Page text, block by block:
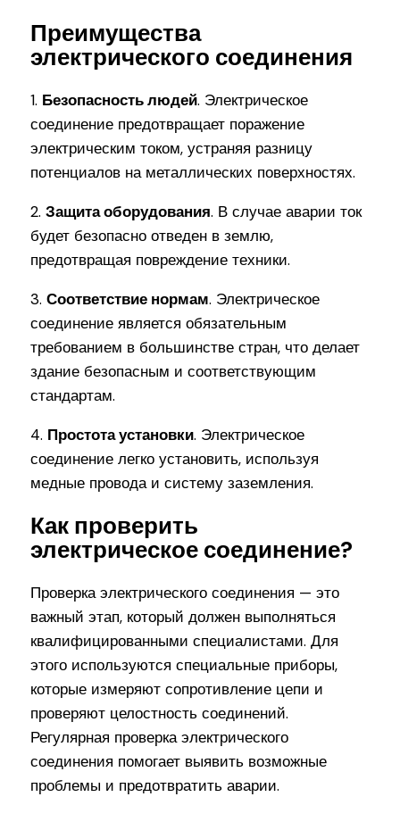
Преимущества
электрического соединения
1. Безопасность людей. Электрическое
соединение предотвращает поражение
электрическим током, устраняя разницу
потенциалов на металлических поверхностях.
2.Защита оборудования. В случае аварии ток
будет безопасно отведен в землю,
предотвращая повреждение техники.
3.Соответствие нормам. Электрическое
соединение является обязательным
требованием в большинстве стран, что делает
здание безопасным и соответствующим
стандартам.
4. Простота установки. Электрическое
соединение легко установить, используя
медные провода и систему заземления.
Как проверить
электрическое соединение?
Проверка электрического соединения — это
важный этап, который должен выполняться
квалифицированными специалистами. Для
этого используются специальные приборы,
которые измеряют сопротивление цепи и
проверяют целостность соединений.
Регулярная проверка электрического
соединения помогает выявить возможные
проблемы и предотвратить аварии.